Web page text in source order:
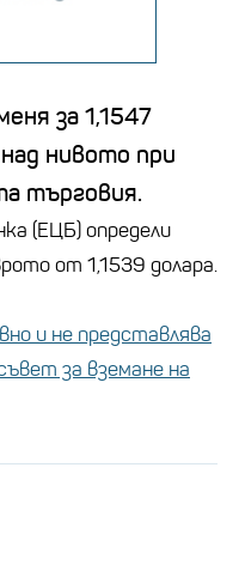
за 1,1547
нивото при
търговия.
(ЕЦБ) определи
от 1,1539 долара.
и не представлява
за вземане на